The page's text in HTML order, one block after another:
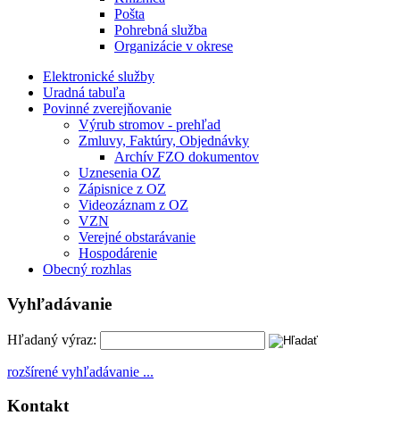
Pošta
Pohrebná služba
Organizácie v okrese
Elektronické služby
Uradná tabuľa
Povinné zverejňovanie
Výrub stromov - prehľad
Zmluvy, Faktúry, Objednávky
Archív FZO dokumentov
Uznesenia OZ
Zápisnice z OZ
Videozáznam z OZ
VZN
Verejné obstarávanie
Hospodárenie
Obecný rozhlas
Vyhľadávanie
Hľadaný výraz:
rozšírené vyhľadávanie ...
Kontakt